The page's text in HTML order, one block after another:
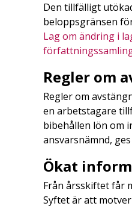
Den tillfälligt
beloppsgränsen
Lag om ändring i
Regler om
Regler om
en arbetstagare
bibehållen lön om
ansvarsnämnd,
Ökat
Från årsskiftet får
Syftet är att